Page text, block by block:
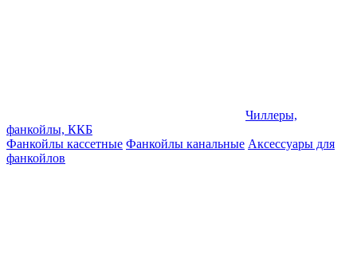
Чиллеры,
фанкойлы, ККБ
Фанкойлы кассетные Фанкойлы канальные Аксессуары для
фанкойлов